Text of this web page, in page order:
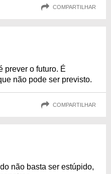
COMPARTILHAR
prever o futuro. É
não pode ser previsto.
COMPARTILHAR
não basta ser estúpido,